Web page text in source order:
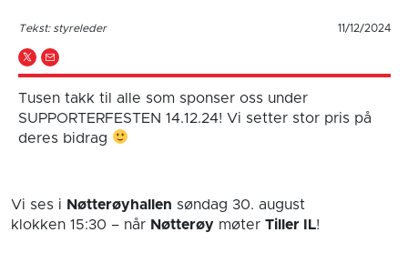
Tekst: styreleder 11/12/2024
Tusen takk til alle som sponser oss under
SUPPORTERFESTEN 14.12.24! Vi setter stor pris på
deres bidrag
Vi ses i Nøtterøyhallen søndag 30. august
klokken 15:30 – når Nøtterøy møter Tiller IL!